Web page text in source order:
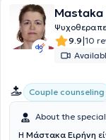
Mastaka
9.9|10
Couple counseling
About the
Η Μάστακα Ειρήνη